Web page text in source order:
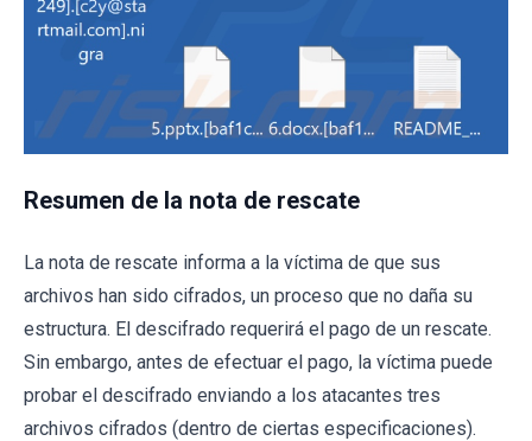
Resumen de la nota de rescate
La nota de rescate informa a la víctima de que sus
archivos han sido cifrados, un proceso que no daña su
estructura. El descifrado requerirá el pago de un rescate.
Sin embargo, antes de efectuar el pago, la víctima puede
probar el descifrado enviando a los atacantes tres
archivos cifrados (dentro de ciertas especificaciones).